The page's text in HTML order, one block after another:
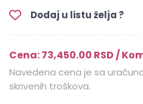
Dodaj u listu želja ?
Cena: 73,450.00 RSD /
Navedena cena je sa
skrivenih troškova.